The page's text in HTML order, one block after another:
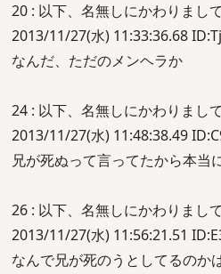
20 : 以下、名無しにかわりまし
2013/11/27(水) 11:33:36.68
なんだ、ただのメンヘラか
24 : 以下、名無しにかわりまし
2013/11/27(水) 11:48:38.49
兄が死ぬって言ってたから本当
26 : 以下、名無しにかわりまし
2013/11/27(水) 11:56:21.51
なんで兄が死のうとしてるのか